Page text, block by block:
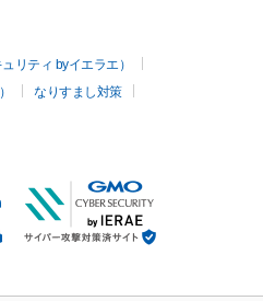
リティ byイエラエ）
なりすまし対策